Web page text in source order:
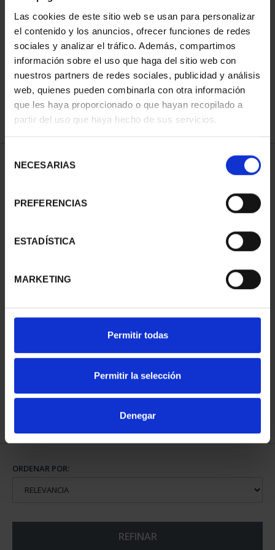
Las cookies de este sitio web se usan para personalizar
el contenido y los anuncios, ofrecer funciones de redes
sociales y analizar el tráfico. Además, compartimos
información sobre el uso que haga del sitio web con
nuestros partners de redes sociales, publicidad y análisis
web, quienes pueden combinarla con otra información
que les haya proporcionado o que hayan recopilado a
partir del uso que haya hecho de sus servicios.
NECESARIAS
PREFERENCIAS
ESTADÍSTICA
MARKETING
Permitir todas
Permitir la selección
Denegar
ORDENAR POR:
REFINAR
1 Productos encontrados
COLECCIÓN...
ORDENAR POR:
REFINAR